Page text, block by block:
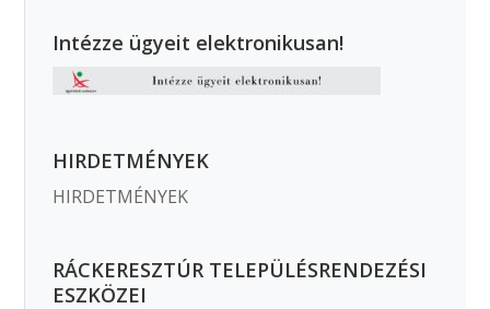
Intézze ügyeit elektronikusan!
HIRDETMÉNYEK
HIRDETMÉNYEK
RÁCKERESZTÚR TELEPÜLÉSRENDEZÉSI
ESZKÖZEI